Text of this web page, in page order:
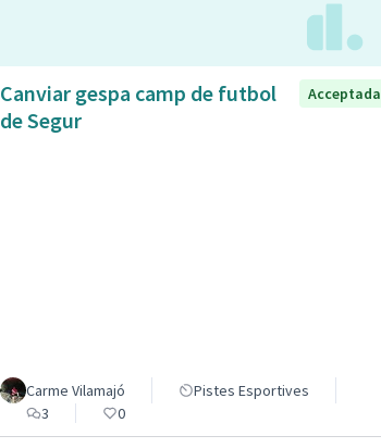
Canviar gespa camp de futbol
de Segur
Acceptada
Carme Vilamajó
Pistes Esportives
3
0